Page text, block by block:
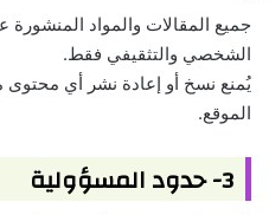
جميع المقالات والمواد المنشورة
الشخصي والتثقيفي فقط.
يُمنع نسخ أو إعادة نشر أي
الموقع.
3- حدود المسؤولية